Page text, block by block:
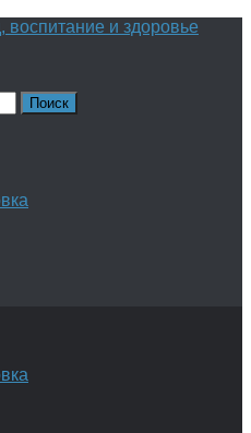
воспитание и здоровье